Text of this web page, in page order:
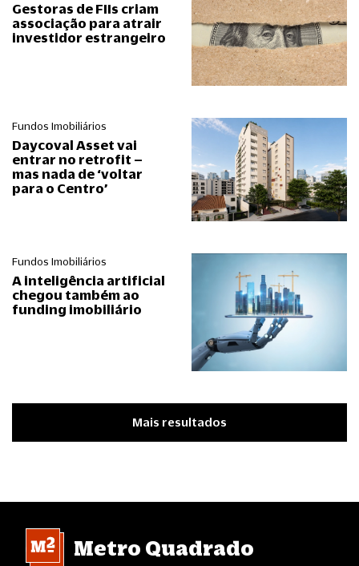
Gestoras de FIIs criam
associação para atrair
investidor estrangeiro
Fundos Imobiliários
Daycoval Asset vai
entrar no retrofit –
mas nada de ‘voltar
para o Centro’
Fundos Imobiliários
A inteligência artificial
chegou também ao
funding imobiliário
Mais resultados
Metro Quadrado